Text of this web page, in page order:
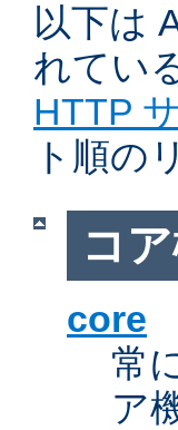
以下は
れてい
HTTP
ト順の
コ
core
常
ア